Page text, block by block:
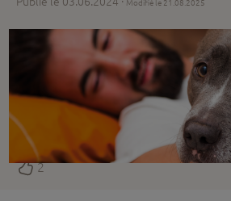
Modifié le 21.08.2025
2